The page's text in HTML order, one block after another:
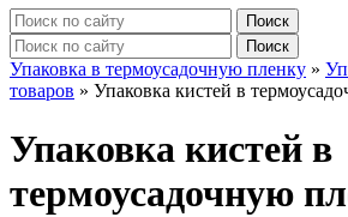
Упаковка в термоусадочную пленку »
товаров » Упаковка кистей в
Упаковка кистей в
термоусадочную